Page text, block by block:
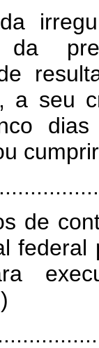
da
a seu
de